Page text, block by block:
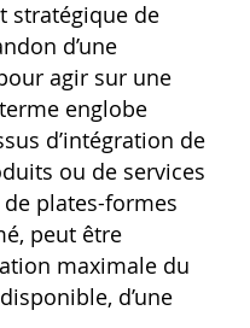
stratégique de
d’une
agir sur une
englobe
d’intégration de
ou de services
plates-formes
peut être
maximale du
d’une